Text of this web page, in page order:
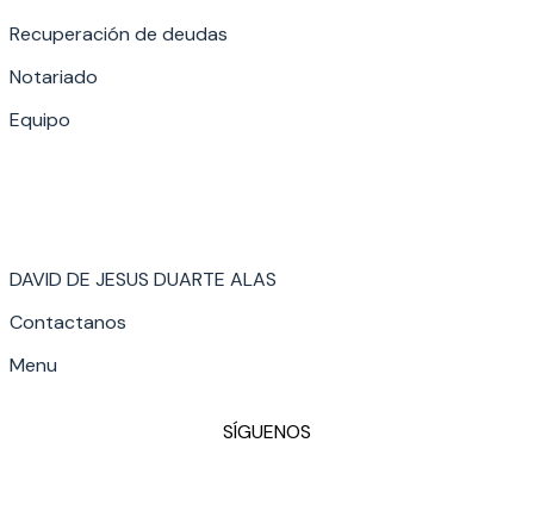
Recuperación de deudas
Notariado
Equipo
DAVID DE JESUS DUARTE ALAS
Contactanos
Menu
SÍGUENOS